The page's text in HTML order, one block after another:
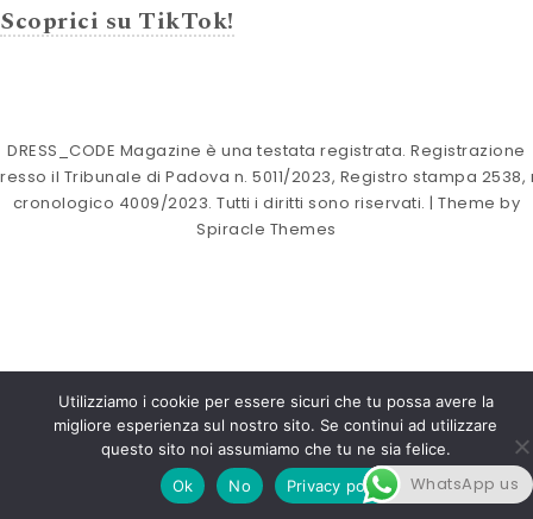
Scoprici su TikTok!
DRESS_CODE Magazine è una testata registrata. Registrazione
il Tribunale di Padova n. 5011/2023, Registro stampa 2538,
cronologico 4009/2023. Tutti i diritti sono riservati. | Theme by
Spiracle Themes
WhatsApp us
Utilizziamo i cookie per essere sicuri che tu possa avere la
migliore esperienza sul nostro sito. Se continui ad utilizzare
questo sito noi assumiamo che tu ne sia felice.
Ok
No Privacy policy